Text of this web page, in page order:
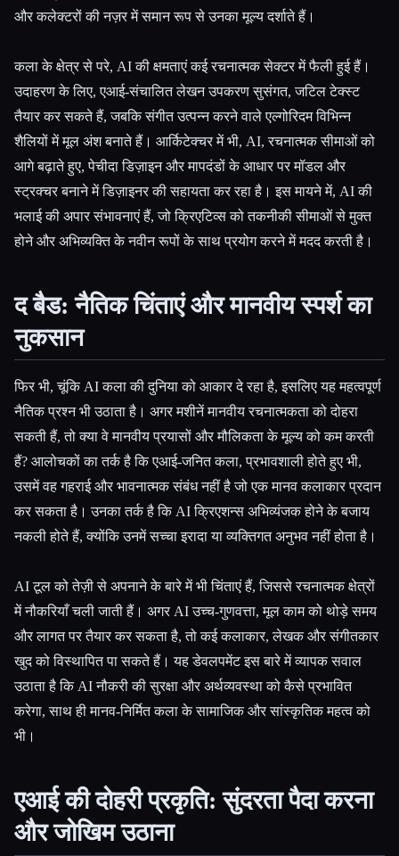
और कलेक्टरों की नज़र में समान रूप से उनका मूल्य दर्शाते हैं।
कला के क्षेत्र से परे, AI की क्षमताएं कई रचनात्मक सेक्टर में फैली हुई हैं।
उदाहरण के लिए, एआई-संचालित लेखन उपकरण सुसंगत, जटिल टेक्स्ट
तैयार कर सकते हैं, जबकि संगीत उत्पन्न करने वाले एल्गोरिदम विभिन्न
शैलियों में मूल अंश बनाते हैं। आर्किटेक्चर में भी, AI, रचनात्मक सीमाओं को
आगे बढ़ाते हुए, पेचीदा डिज़ाइन और मापदंडों के आधार पर मॉडल और
स्ट्रक्चर बनाने में डिज़ाइनर की सहायता कर रहा है। इस मायने में, AI की
भलाई की अपार संभावनाएं हैं, जो क्रिएटिव्स को तकनीकी सीमाओं से मुक्त
होने और अभिव्यक्ति के नवीन रूपों के साथ प्रयोग करने में मदद करती है।
द बैड: नैतिक चिंताएं और मानवीय स्पर्श का
नुकसान
फिर भी, चूंकि AI कला की दुनिया को आकार दे रहा है, इसलिए यह महत्वपूर्ण
नैतिक प्रश्न भी उठाता है। अगर मशीनें मानवीय रचनात्मकता को दोहरा
सकती हैं, तो क्या वे मानवीय प्रयासों और मौलिकता के मूल्य को कम करती
हैं? आलोचकों का तर्क है कि एआई-जनित कला, प्रभावशाली होते हुए भी,
उसमें वह गहराई और भावनात्मक संबंध नहीं है जो एक मानव कलाकार प्रदान
कर सकता है। उनका तर्क है कि AI क्रिएशन्स अभिव्यंजक होने के बजाय
नकली होते हैं, क्योंकि उनमें सच्चा इरादा या व्यक्तिगत अनुभव नहीं होता है।
AI टूल को तेज़ी से अपनाने के बारे में भी चिंताएं हैं, जिससे रचनात्मक क्षेत्रों
में नौकरियाँ चली जाती हैं। अगर AI उच्च-गुणवत्ता, मूल काम को थोड़े समय
और लागत पर तैयार कर सकता है, तो कई कलाकार, लेखक और संगीतकार
खुद को विस्थापित पा सकते हैं। यह डेवलपमेंट इस बारे में व्यापक सवाल
उठाता है कि AI नौकरी की सुरक्षा और अर्थव्यवस्था को कैसे प्रभावित
करेगा, साथ ही मानव-निर्मित कला के सामाजिक और सांस्कृतिक महत्व को
भी।
एआई की दोहरी प्रकृति: सुंदरता पैदा करना
और जोखिम उठाना